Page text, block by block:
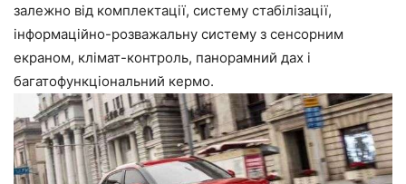
залежно від комплектації, систему стабілізації,
інформаційно-розважальну систему з сенсорним
екраном, клімат-контроль, панорамний дах і
багатофункціональний кермо.